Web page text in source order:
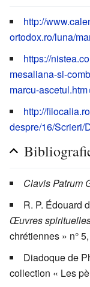
http://
ortodox.ro/luna/
https://
mesaliana-si-
marcu-ascetul.htm
http://
despre/16/Scrieri/
Clavis Patrum
R. P. Édouard
Œuvres
chrétiennes » n°
Diadoque de
collection « Les